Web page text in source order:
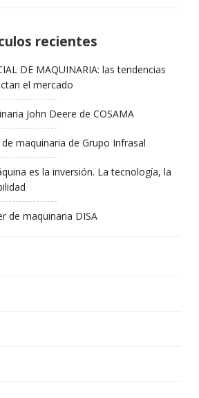
recientes
DE MAQUINARIA: las tendencias
el mercado
John Deere de COSAMA
maquinaria de Grupo Infrasal
es la inversión. La tecnología, la
de maquinaria DISA